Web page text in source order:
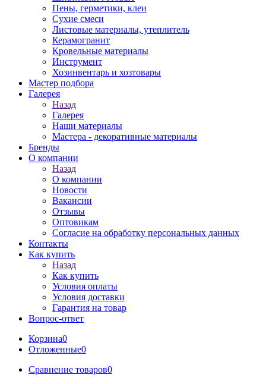
Пены, герметики, клеи
Сухие смеси
Листовые материалы, утеплитель
Керамогранит
Кровельные материалы
Инструмент
Хозинвентарь и хозтовары
Мастер подбора
Галерея
Назад
Галерея
Наши материалы
Мастера - декоративные материалы
Бренды
О компании
Назад
О компании
Новости
Вакансии
Отзывы
Оптовикам
Cогласие на обработку персональных данных
Контакты
Как купить
Назад
Как купить
Условия оплаты
Условия доставки
Гарантия на товар
Вопрос-ответ
Корзина0
Отложенные0
Сравнение товаров0